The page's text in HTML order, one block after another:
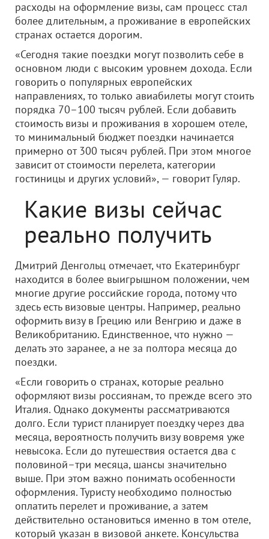
расходы на оформление визы, сам процесс стал
более длительным, а проживание в европейских
странах остается дорогим.
«Сегодня такие поездки могут позволить себе в
основном люди с высоким уровнем дохода. Если
говорить о популярных европейских
направлениях, то только авиабилеты могут стоить
порядка 70–100 тысяч рублей. Если добавить
стоимость визы и проживания в хорошем отеле,
то минимальный бюджет поездки начинается
примерно от 300 тысяч рублей. При этом многое
зависит от стоимости перелета, категории
гостиницы и других условий», — говорит Гуляр.
Какие визы сейчас
реально получить
Дмитрий Денгольц отмечает, что Екатеринбург
находится в более выигрышном положении, чем
многие другие российские города, потому что
здесь есть визовые центры. Например, реально
оформить визу в Грецию или Венгрию и даже в
Великобританию. Единственное, что нужно —
делать это заранее, а не за полтора месяца до
поездки.
«Если говорить о странах, которые реально
оформляют визы россиянам, то прежде всего это
Италия. Однако документы рассматриваются
долго. Если турист планирует поездку через два
месяца, вероятность получить визу вовремя уже
невысока. Если до путешествия остается два с
половиной–три месяца, шансы значительно
выше. При этом важно понимать особенности
оформления. Туристу необходимо полностью
оплатить перелет и проживание, а затем
действительно остановиться именно в том отеле,
который указан в визовой анкете. Консульства